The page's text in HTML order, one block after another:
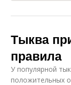
Тыква
правила
У популярной
положительных